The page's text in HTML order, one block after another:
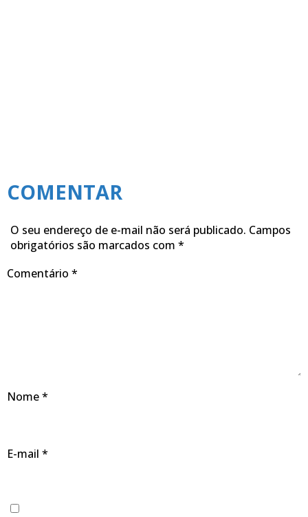
COMENTAR
O seu endereço de e-mail não será publicado. Campos
obrigatórios são marcados com *
Comentário *
Nome*
E-mail *